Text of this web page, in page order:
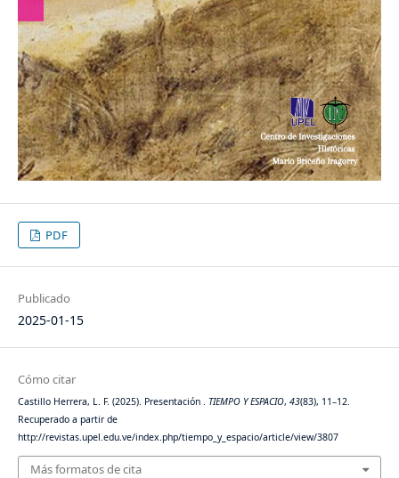
PDF
Publicado
2025-01-15
Cómo citar
Castillo Herrera, L. F. (2025). Presentación . TIEMPO Y ESPACIO, 43(83), 11–12.
Recuperado a partir de
http://revistas.upel.edu.ve/index.php/tiempo_y_espacio/article/view/3807
Más formatos de cita